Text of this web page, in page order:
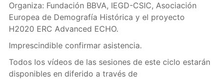
Organiza: Fundación BBVA, IEGD-CSIC, Asociación
Europea de Demografía Histórica y el proyecto
H2020 ERC Advanced ECHO.
Imprescindible confirmar asistencia.
Todos los vídeos de las sesiones de este ciclo estarán
disponibles en diferido a través de